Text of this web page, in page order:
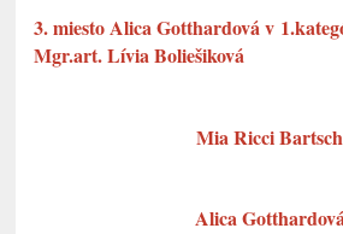
3. miesto Alica Gotthardová v
Mgr.art. Lívia Boliešiková
Mia Ricci Bartsch
Alica